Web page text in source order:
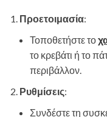
Προετοιμασία:
Τοποθετήστε το
το κρεβάτι ή το
περιβάλλον.
Ρυθμίσεις:
Συνδέστε τη